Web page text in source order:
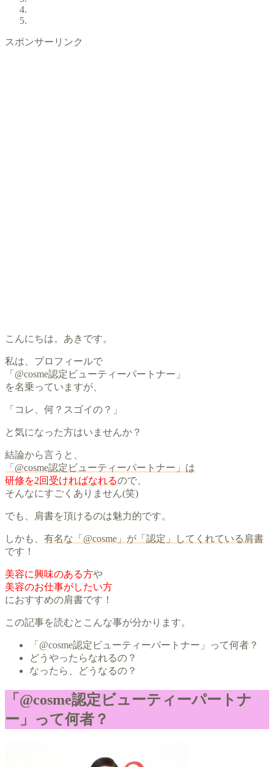
スポンサーリンク
こんにちは。あきです。
私は、プロフィールで
「@cosme認定ビューティーパートナー」
を名乗っていますが、
「コレ、何？スゴイの？」
と気になった方はいませんか？
結論から言うと、
「@cosme認定ビューティーパートナー」は
研修を2回受ければなれるので、
そんなにすごくありません(笑)
でも、肩書を頂けるのは魅力的です。
しかも、 有名な「@cosme」が「認定」してくれている肩書
です！
美容に興味のある方や
美容のお仕事がしたい方
におすすめの肩書です！
この記事を読むとこんな事が分かります。
「@cosme認定ビューティーパートナー」って何者？
どうやったらなれるの？
なったら、どうなるの？
「@cosme認定ビューティーパートナ
ー」って何者？